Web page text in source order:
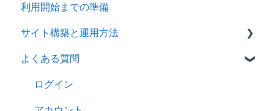
2026年
2025年
2024年
利用開始までの準備
サイト構築と運用方法
会社情報を登録する
製品ページ登録の準備をする
よくある質問
ログイン